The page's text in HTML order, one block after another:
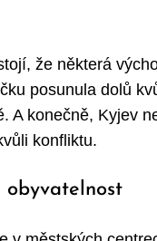
že některá
posunula dolů
A konečně, Kyjev
konfliktu.
obyvatelnost